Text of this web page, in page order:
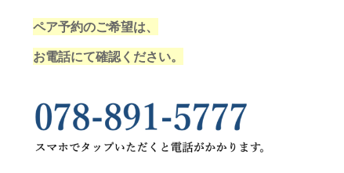
ペア予約のご希望は、
お電話にて確認ください。